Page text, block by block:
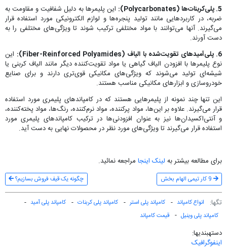
5. پلی‌کربنات‌ها (Polycarbonates):
این پلیمرها به دلیل شفافیت و مقاومت به
ضربه، در کاربردهایی مانند تولید پنجره‌ها و لوازم الکترونیکی مورد استفاده قرار
می‌گیرند. آنها می‌توانند با مواد مختلفی ترکیب شوند تا ویژگی‌های مختلفی را به
دست آورند.
6. پلی‌آمید‌های تقویت‌شده با الیاف (Fiber-Reinforced Polyamides):
این
نوع پلیمرها با افزودن الیاف گیاهی یا مواد تقویت‌کننده دیگر مانند الیاف کربنی یا
شیشه‌ای تولید می‌شوند که ویژگی‌های مکانیکی قوی‌تری دارند و برای صنایع
خودروسازی و ابزارهای مکانیکی مناسب هستند.
این تنها چند نمونه از پلیمرهایی هستند که در کامپاند‌های پلیمری مورد استفاده
قرار می‌گیرند. علاوه بر این‌ها، مواد پرکننده، مواد نرم‌کننده، رنگ‌ها، مواد پخته‌کننده،
و آنتی‌اکسیدان‌ها نیز به عنوان افزودنی‌ها در ترکیب کامپاند‌های پلیمری مورد
استفاده قرار می‌گیرند تا ویژگی‌های مورد نظر در محصولات نهایی به دست آید.
برای مطالعه بیشتر به لینک اینجامراجعه نمائید.
چگونه یک قیف فروش بسازیم؟
تگ‎ها: انواع کامپاند کامپاند پلی استر کامپاند پلی کربنات
کامپاند پلی آمید
کامپاند پلی وینیل
قیمت کامپاند
دسته‎بندی‎ها:
اینفوگرافیک